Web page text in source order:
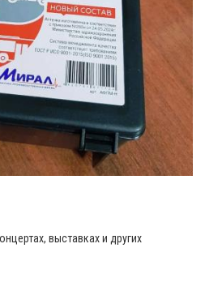
выставках и других